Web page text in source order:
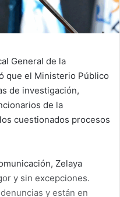
General de la
que el Ministerio Público
de investigación,
de la
cuestionados procesos
Zelaya
y sin excepciones.
y están en